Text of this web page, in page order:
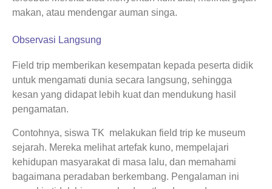
makan, atau mendengar auman singa.
Observasi Langsung
Field trip memberikan kesempatan kepada peserta didik
untuk mengamati dunia secara langsung, sehingga
kesan yang didapat lebih kuat dan mendukung hasil
pengamatan.
Contohnya, siswa TK melakukan field trip ke museum
sejarah. Mereka melihat artefak kuno, mempelajari
kehidupan masyarakat di masa lalu, dan memahami
bagaimana peradaban berkembang. Pengalaman ini